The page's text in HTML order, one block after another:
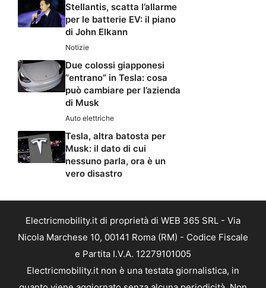
Stellantis, scatta l’allarme
per le batterie EV: il piano
di John Elkann
Notizie
Due colossi giapponesi
“entrano” in Tesla: cosa
può cambiare per l’azienda
di Musk
Auto elettriche
Tesla, altra batosta per
Musk: il dato di cui
nessuno parla, ora è un
vero disastro
Electricmobility.it di proprietà di WEB 365 SRL - Via
Nicola Marchese 10, 00141 Roma (RM) - Codice Fiscale
e Partita I.V.A. 12279101005
Electricmobility.it non è una testata giornalistica, in